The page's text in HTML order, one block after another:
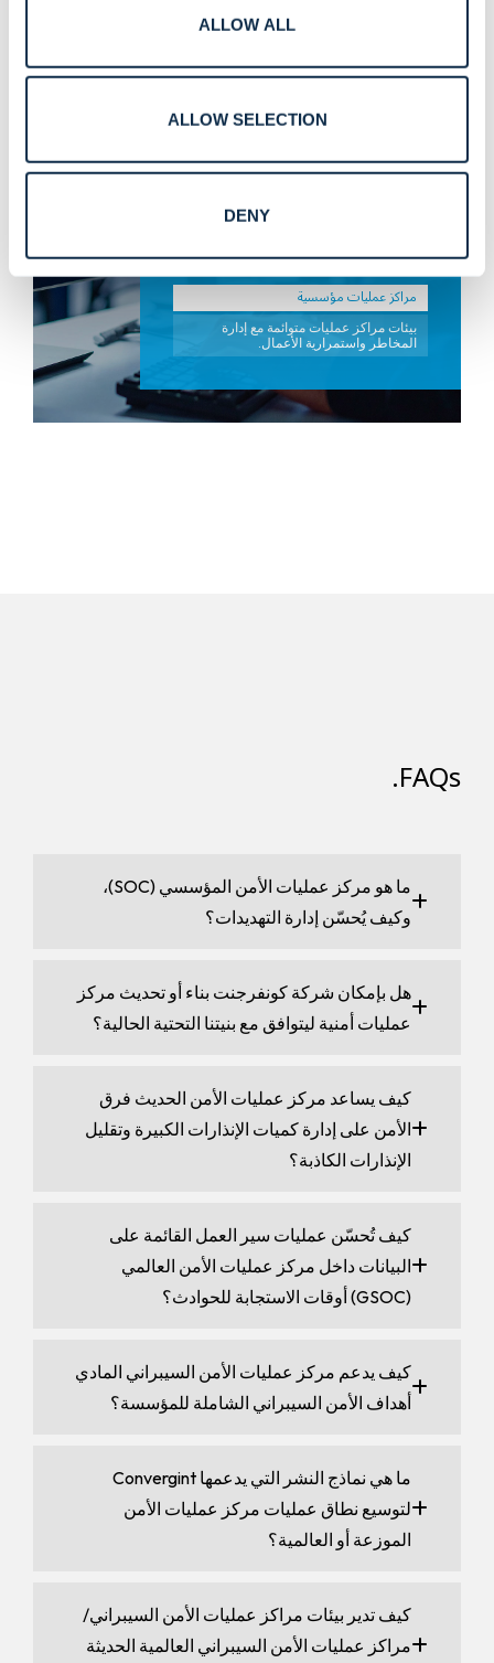
ALLOW ALL
ALLOW SELECTION
DENY
تطبيقات متخصصة.
مراكز عمليات للبنى التحتية الحيوية
المرافق، والنقل، والخدمات الأساسية.
والسلامة العامة.
مراكز عمليات مؤسسية
بيئات مراكز عمليات متوائمة مع إدارة
المخاطر واستمرارية الأعمال.
FAQs.
ما هو مركز عمليات الأمن المؤسسي (SOC)،
وكيف يُحسّن إدارة التهديدات؟
هل بإمكان شركة كونفرجنت بناء أو تحديث مركز
عمليات أمنية ليتوافق مع بنيتنا التحتية الحالية؟
كيف يساعد مركز عمليات الأمن الحديث فرق
الأمن على إدارة كميات الإنذارات الكبيرة وتقليل
الإنذارات الكاذبة؟
كيف تُحسّن عمليات سير العمل القائمة على
البيانات داخل مركز عمليات الأمن العالمي
(GSOC) أوقات الاستجابة للحوادث؟
كيف يدعم مركز عمليات الأمن السيبراني المادي
أهداف الأمن السيبراني الشاملة للمؤسسة؟
ما هي نماذج النشر التي يدعمها Convergint
لتوسيع نطاق عمليات مركز عمليات الأمن
الموزعة أو العالمية؟
كيف تدير بيئات مراكز عمليات الأمن السيبراني/
مراكز عمليات الأمن السيبراني العالمية الحديثة